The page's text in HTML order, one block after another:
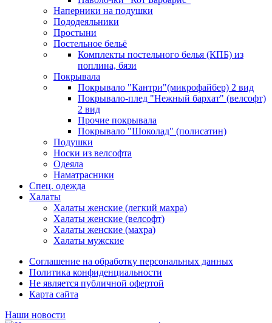
Наперники на подушки
Пододеяльники
Простыни
Постельное бельё
Комплекты постельного белья (КПБ) из
поплина, бязи
Покрывала
Покрывало "Кантри"(микрофайбер) 2 вид
Покрывало-плед "Нежный бархат" (велсофт)
2 вид
Прочие покрывала
Покрывало "Шоколад" (полисатин)
Подушки
Носки из велсофта
Одеяла
Наматрасники
Спец. одежда
Халаты
Халаты женские (легкий махра)
Халаты женские (велсофт)
Халаты женские (махра)
Халаты мужские
Соглашение на обработку персональных данных
Политика конфиденциальности
Не является публичной офертой
Карта сайта
Наши новости